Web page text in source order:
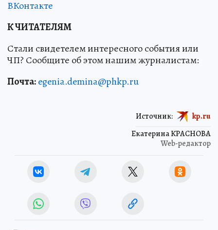
ВКонтакте
К ЧИТАТЕЛЯМ
Стали свидетелем интересного события или
ЧП? Сообщите об этом нашим журналистам:
Почта:egenia.demina@phkp.ru
Екатерина КРАСНОВА
Web-редактор
Источник: kp.ru